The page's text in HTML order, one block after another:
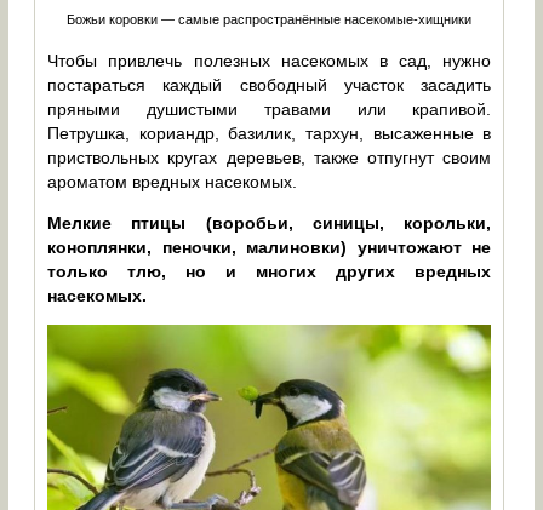
Божьи коровки — самые распространённые насекомые-хищники
Чтобы привлечь полезных насекомых в сад, нужно
постараться каждый свободный участок засадить
пряными душистыми травами или крапивой.
Петрушка, кориандр, базилик, тархун, высаженные в
приствольных кругах деревьев, также отпугнут своим
ароматом вредных насекомых.
Мелкие птицы (воробьи, синицы, корольки,
коноплянки, пеночки, малиновки) уничтожают не
только тлю, но и многих других вредных
насекомых.